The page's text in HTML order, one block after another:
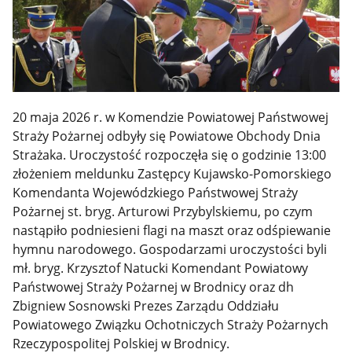
20 maja 2026 r. w Komendzie Powiatowej Państwowej
Straży Pożarnej odbyły się Powiatowe Obchody Dnia
Strażaka. Uroczystość rozpoczęła się o godzinie 13:00
złożeniem meldunku Zastępcy Kujawsko-Pomorskiego
Komendanta Wojewódzkiego Państwowej Straży
Pożarnej st. bryg. Arturowi Przybylskiemu, po czym
nastąpiło podniesieni flagi na maszt oraz odśpiewanie
hymnu narodowego. Gospodarzami uroczystości byli
mł. bryg. Krzysztof Natucki Komendant Powiatowy
Państwowej Straży Pożarnej w Brodnicy oraz dh
Zbigniew Sosnowski Prezes Zarządu Oddziału
Powiatowego Związku Ochotniczych Straży Pożarnych
Rzeczypospolitej Polskiej w Brodnicy.